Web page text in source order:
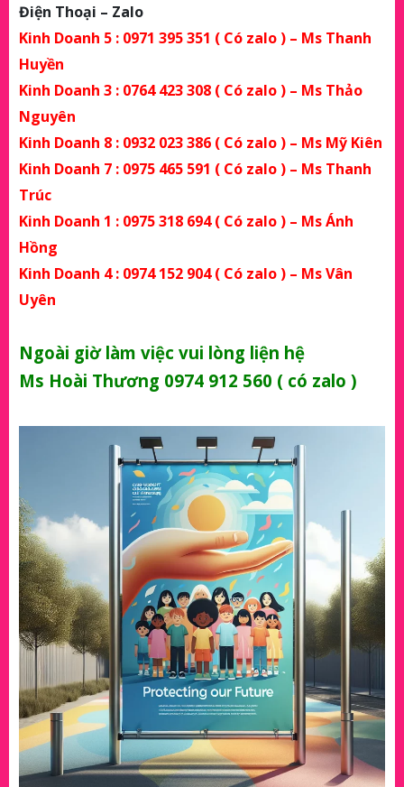
Điện Thoại – Zalo
Kinh Doanh 5 : 0971 395 351 ( Có zalo ) – Ms Thanh
Huyền
Kinh Doanh 3 : 0764 423 308 ( Có zalo ) – Ms Thảo
Nguyên
Kinh Doanh 8 : 0932 023 386 ( Có zalo ) – Ms Mỹ Kiên
Kinh Doanh 7 : 0975 465 591 ( Có zalo ) – Ms Thanh
Trúc
Kinh Doanh 1 : 0975 318 694( Có zalo ) – Ms Ánh
Hồng
Kinh Doanh 4 : 0974 152 904( Có zalo ) – Ms Vân
Uyên
Ngoài giờ làm việc vui lòng liện hệ
Ms Hoài Thương 0974 912 560 ( có zalo )